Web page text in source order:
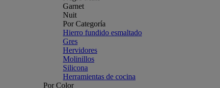
Garnet
Nuit
Por Categoría
Hierro fundido esmaltado
Gres
Hervidores
Molinillos
Silicona
Herramientas de cocina
Por Color